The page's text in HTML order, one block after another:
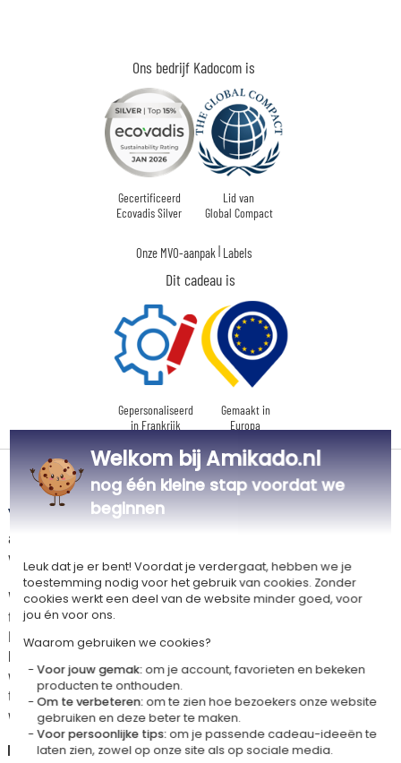
Ons bedrijf Kadocom is
Gecertificeerd
Ecovadis Silver
Lid van
Global Compact
Onze MVO-aanpak | Labels
Dit cadeau is
Gepersonaliseerd
in Frankrijk
Gemaakt in
Europa
Levertijd en verzendkosten
Dit artikel wordt gepersonaliseerd in ons Amikado
atelier. Het komt in aanmerking voor de aanbieding «Gratis verzending
vanaf 85 € aankoop» -
Voor elke bestelling onder 85 €, zijn de onderstaande verzendkosten van
toepassing.
De geschatte levertijden kunt je hieronder vinden. Je kunt de
bezorgopties bepalen: normale levering of express levering. Per cadeau
worden de mogelijke leveropties weergegeven op de artikelpagina en
tijdens de stappen van je winkelwagen. (Als je het geld overmaakt, houd
wel rekening met 3-4 dagen extra levertijd van je cadeau.)
Nederland
Welkom bij Amikado.nl
nog één kleine stap voordat we
beginnen
Leuk dat je er bent! Voordat je verdergaat, hebben we je
toestemming nodig voor het gebruik van cookies. Zonder
cookies werkt een deel van de website minder goed, voor
jou én voor ons.
Waarom gebruiken we cookies?
Voor jouw gemak:om je account, favorieten en bekeken
producten te onthouden.
Om te verbeteren:om te zien hoe bezoekers onze website
gebruiken en deze beter te maken.
Voor persoonlijke tips:om je passende cadeau-ideeën te
laten zien, zowel op onze site als op sociale media.